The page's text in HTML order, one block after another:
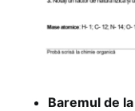
Baremul de